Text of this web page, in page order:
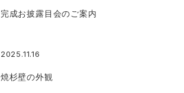
完成お披露目会のご案内
2025.11.16
焼杉壁の外観